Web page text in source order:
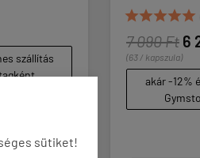
sütiket!
6 250 Ft
-12% és ingyenes szállítás